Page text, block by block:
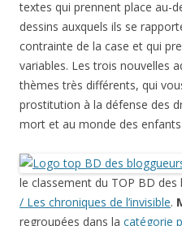
textes qui prennent place au-
dessins auxquels ils se
contrainte de la case et qui
variables. Les trois nouvelles
thèmes très différents, qui
prostitution à la défense des
mort et au monde des
le classement du TOP BD
/ Les chroniques de l’invisible.
regroupées dans la catégorie